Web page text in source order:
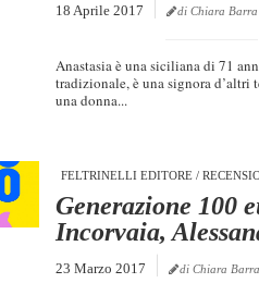
18 Aprile 2017 di Chiara Barra
Anastasia è una siciliana di 71
tradizionale, è una signora
una donna...
FELTRINELLI EDITORE /
Generazione 100
Incorvaia,
23 Marzo 2017 di Chiara Barra